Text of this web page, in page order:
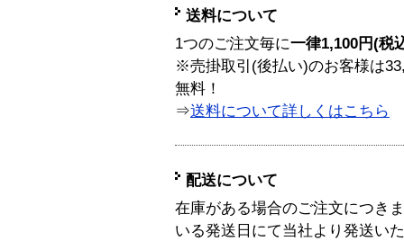
送料について
1つのご注文毎に一律1,100円(税
※売掛取引(後払い)のお客様は
無料！
⇒送料について詳しくはこちら
配送について
在庫がある場合のご注文につき
いる発送日にて当社より発送い